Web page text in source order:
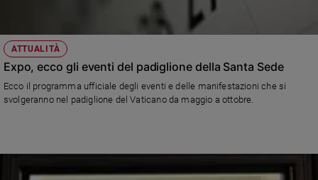
ATTUALITÀ
Expo, ecco gli eventi del padiglione della Santa Sede
Ecco il programma ufficiale degli eventi e delle manifestazioni che si
svolgeranno nel padiglione del Vaticano da maggio a ottobre.